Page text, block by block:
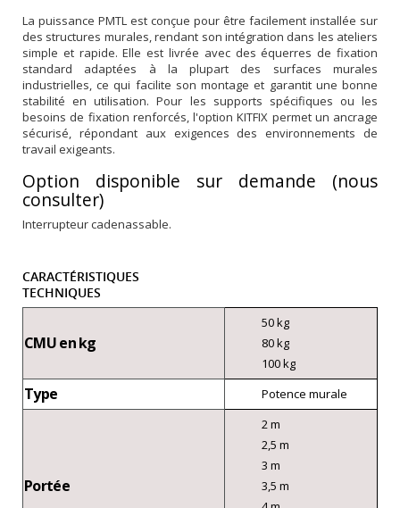
La puissance PMTL est conçue pour être facilement installée sur
des structures murales, rendant son intégration dans les ateliers
simple et rapide. Elle est livrée avec des équerres de fixation
standard adaptées à la plupart des surfaces murales
industrielles, ce qui facilite son montage et garantit une bonne
stabilité en utilisation. Pour les supports spécifiques ou les
besoins de fixation renforcés, l'option KITFIX permet un ancrage
sécurisé, répondant aux exigences des environnements de
travail exigeants.
Option disponible sur demande (nous
consulter)
Interrupteur cadenassable.
CARACTÉRISTIQUES
TECHNIQUES
CMU en kg
50 kg
80 kg
100 kg
Type Potence murale
Portée
2 m
2,5 m
3 m
3,5 m